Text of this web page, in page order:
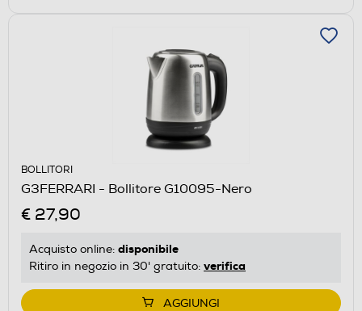
BOLLITORI
G3FERRARI - Bollitore G10095-Nero
€ 27,90
Acquisto online: disponibile
Ritiro in negozio in 30' gratuito: verifica
AGGIUNGI